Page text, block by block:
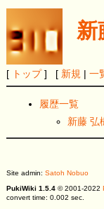
新
[ トップ] [ 新規 | 一
履歴一覧
新藤 弘
Site admin: Satoh Nobuo
PukiWiki 1.5.4© 2001-2022
convert time: 0.002 sec.